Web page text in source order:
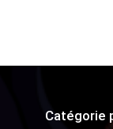
Catégorie